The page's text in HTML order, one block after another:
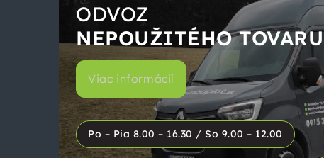
ODVOZ
NEPOUŽITÉHO TOVARU
Viac informácií
Po – Pia 8.00 – 16.30 / So 9.00 – 12.00